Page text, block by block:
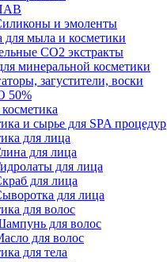
и эмоленты
для мыла и косметики
СО2 экстракты
минеральной косметики
загустители, воски
50%
и сырье для SPA процедур
для лица
для лица
для лица
для лица
для лица
для волос
для волос
для волос
для тела